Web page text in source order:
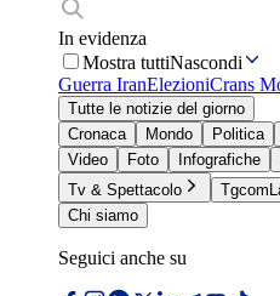
In evidenza
Mostra tuttiNascondi
Guerra IranElezioniCrans
Tutte le notizie del giorno
Cronaca
Mondo Politica
Video
Foto Infografiche
Tv & Spettacolo
Chi siamo
Seguici anche su